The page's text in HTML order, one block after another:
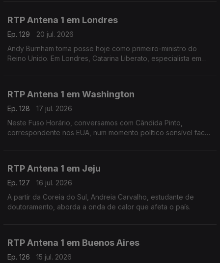
RTP Antena 1 em Londres
Ep. 129
20 jul. 2026
Andy Burnham toma posse hoje como primeiro-ministro do
Reino Unido. Em Londres, Catarina Liberato, especialista em
RTP Antena 1 em Washington
Ep. 128
17 jul. 2026
Neste Fuso Horário, conversamos com Cândida Pinto,
correspondente nos EUA, num momento político sensível face
RTP Antena 1 em Jeju
Ep. 127
16 jul. 2026
A partir da Coreia do Sul, Andreia Carvalho, estudante de
doutoramento, aborda a onda de calor que afeta o país.
RTP Antena 1 em Buenos Aires
Ep. 126
15 jul. 2026